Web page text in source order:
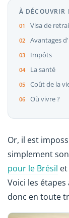
À DÉCOUVRIR
Visa de
Avantages
Impôts
La santé
Coût de la
Où vivre ?
Or, il est
simplement
pour le Brésil
Voici les
donc en toute